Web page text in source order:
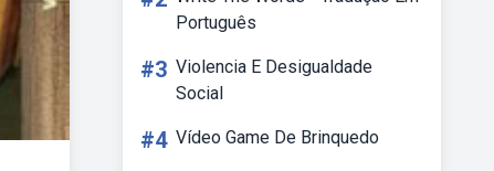
Português
#3 Violencia E Desigualdade
Social
#4 Vídeo Game De Brinquedo